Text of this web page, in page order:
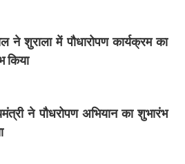
ने शुराला में पौधारोपण कार्यक्रम का
किया
ने पौधरोपण अभियान का शुभारंभ